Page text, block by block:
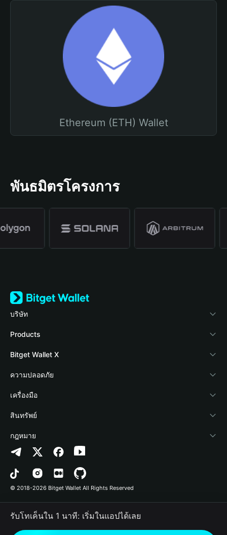
Ethereum (ETH) Wallet
พันธมิตรโครงการ
บริษัท
เกี่ยวกับ Bitget Wallet
Blog
Academy
ข่าวสารด้านคริปโต
ศูนย์ช่วยเหลือ
ติดต่อเรา
ทรัพยากรข้อมูลของแบรนด์
อาชีพ
Products
Crypto Card
Stablecoin Earn
Payfi Crypto
Crypto Swap API
Altcoin Season Index
Prediction Markets
DApp
RWA
Bitget Wallet X
นักพัฒนา
เชื่อมต่อ Wallet
Bitget Wallet Pay
ลิสต์โปรเจกต์
ความปลอดภัย
Protection Fund
เทคโนโลยีความปลอดภัย
เครื่องมือ
ซื้อคริปโต
การตรวจจับการอนุญาต
การตรวจจับสัญญา
การโอนเป็นชุด
สินทรัพย์
Arbitrum
Avalanche
Bitcoin
Polygon
กฎหมาย
นโยบายความเป็นส่วนตัว
ข้อตกลงในการใช้บริการ
© 2018-2026 Bitget Wallet All Rights Reserved
รับโทเค็นใน 1 นาที: เริ่มในแอปได้เลย